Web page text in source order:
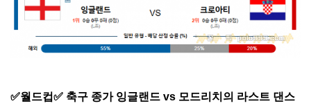
✅월드컵✅ 축구 종가 잉글랜드 vs 모드리치의 라스트 댄스